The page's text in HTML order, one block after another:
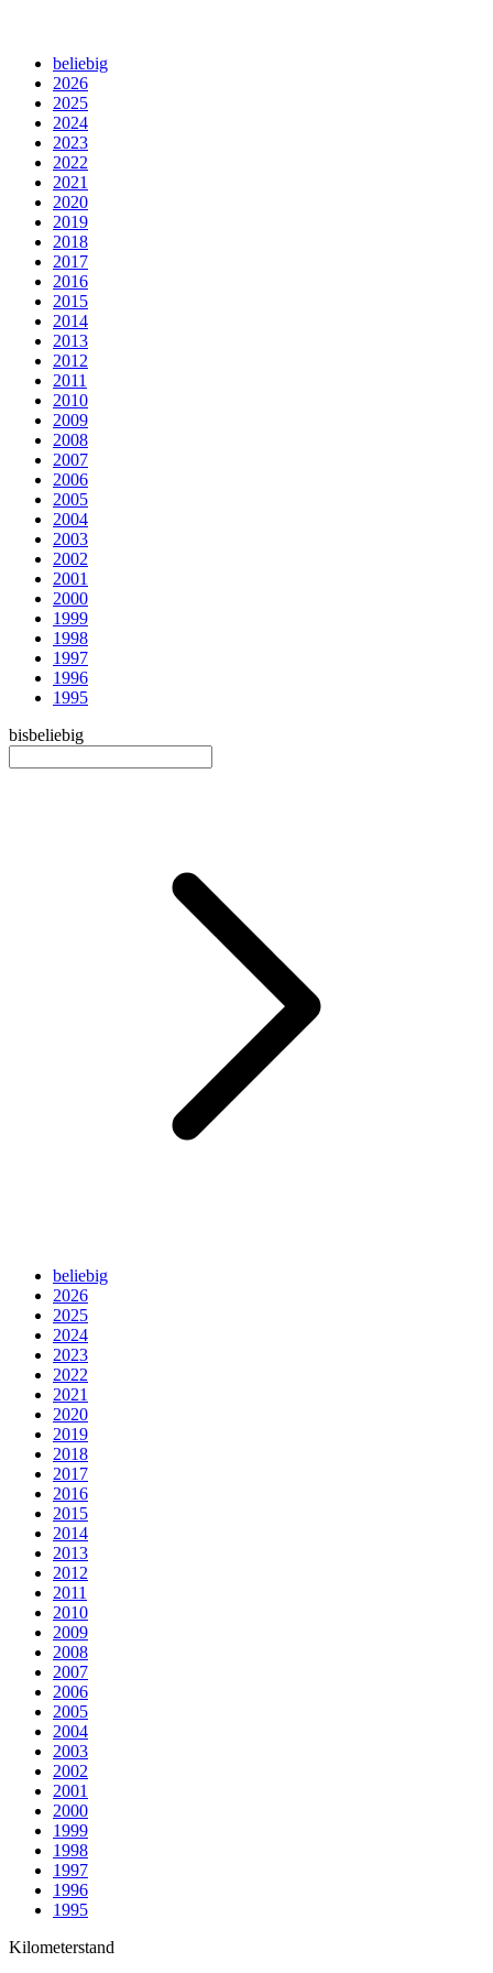
beliebig
2026
2025
2024
2023
2022
2021
2020
2019
2018
2017
2016
2015
2014
2013
2012
2011
2010
2009
2008
2007
2006
2005
2004
2003
2002
2001
2000
1999
1998
1997
1996
1995
bisbeliebig
beliebig
2026
2025
2024
2023
2022
2021
2020
2019
2018
2017
2016
2015
2014
2013
2012
2011
2010
2009
2008
2007
2006
2005
2004
2003
2002
2001
2000
1999
1998
1997
1996
1995
Kilometerstand